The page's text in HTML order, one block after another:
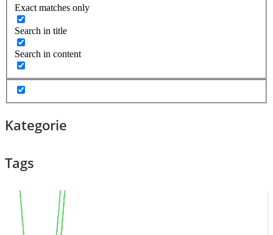
Exact matches only
Search in title
Search in content
Kategorie
Tags